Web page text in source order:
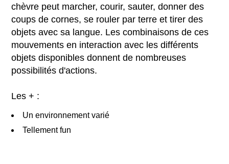
chèvre peut marcher, courir, sauter, donner des
coups de cornes, se rouler par terre et tirer des
objets avec sa langue. Les combinaisons de ces
mouvements en interaction avec les différents
objets disponibles donnent de nombreuses
possibilités d'actions.
Les + :
Un environnement varié
Tellement fun